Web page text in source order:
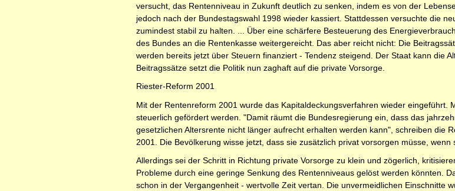
versucht, das Rentenniveau in Zukunft deutlich zu senken, indem es von der
jedoch nach der Bundestagswahl 1998 wieder kassiert. Stattdessen versuchte die
zumindest stabil zu halten. ... Über eine schärfere Besteuerung des
des Bundes an die Rentenkasse weitergereicht. Das aber reicht nicht: Die
werden bereits jetzt über Steuern finanziert - Tendenz steigend. Der Staat kann die
Beitragssätze setzt die Politik nun zaghaft auf die private Vorsorge.
Riester-Reform 2001
Mit der Rentenreform 2001 wurde das Kapitaldeckungsverfahren wieder
steuerlich gefördert werden. "Damit räumt die Bundesregierung ein, dass das
gesetzlichen Altersrente nicht länger aufrecht erhalten werden kann", schreiben die
2001. Die Bevölkerung wisse jetzt, dass sie zusätzlich privat vorsorgen müsse, wenn
Allerdings sei der Schritt in Richtung private Vorsorge zu klein und zögerlich,
Probleme durch eine geringe Senkung des Rentenniveaus gelöst werden könnten.
schon in der Vergangenheit - wertvolle Zeit vertan. Die unvermeidlichen Einschnitte